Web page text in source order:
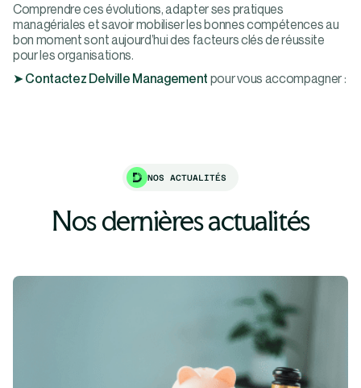
Comprendre ces évolutions, adapter ses pratiques
managériales et savoir mobiliser les bonnes compétences au
bon moment sont aujourd’hui des facteurs clés de réussite
pour les organisations.
➤ Contactez Delville Management pour vous accompagner :
NOS ACTUALITÉS
Nos dernières actualités